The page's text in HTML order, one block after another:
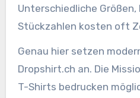
Unterschiedliche Größen,
Stückzahlen kosten oft
Genau hier setzen
Dropshirt.ch an. Die
T-Shirts bedrucken